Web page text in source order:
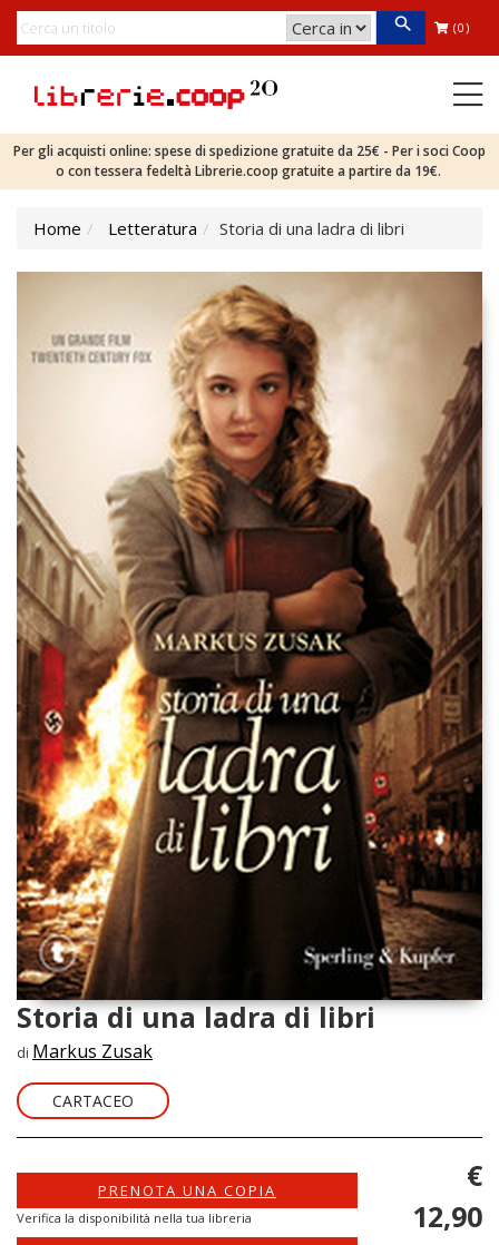
(0)
Per gli acquisti online: spese di spedizione gratuite da 25€ - Per i soci Coop
o con tessera fedeltà Librerie.coop gratuite a partire da 19€.
Home Letteratura Storia di una ladra di libri
Storia di una ladra di libri
di Markus Zusak
CARTACEO
PRENOTA UNA COPIA
Verifica la disponibilità nella tua libreria
€
12,90